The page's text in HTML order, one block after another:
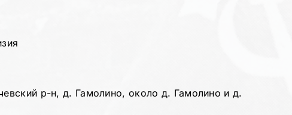
р-н, д. Гамолино, около д. Гамолино и д.